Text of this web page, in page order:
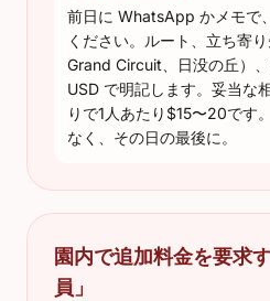
前日に WhatsApp かメモで
ください。ルート、立ち寄
Grand Circuit、日没の丘）
USD で明記します。妥当な
りで1人あたり$15〜20です
なく、その日の最後に。
園内で追加料金を要求
員」